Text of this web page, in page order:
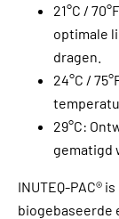
21°C /
optimale
dragen.
24°C /
29°C:
gematigd
INUTEQ-PAC®
biogebaseerde